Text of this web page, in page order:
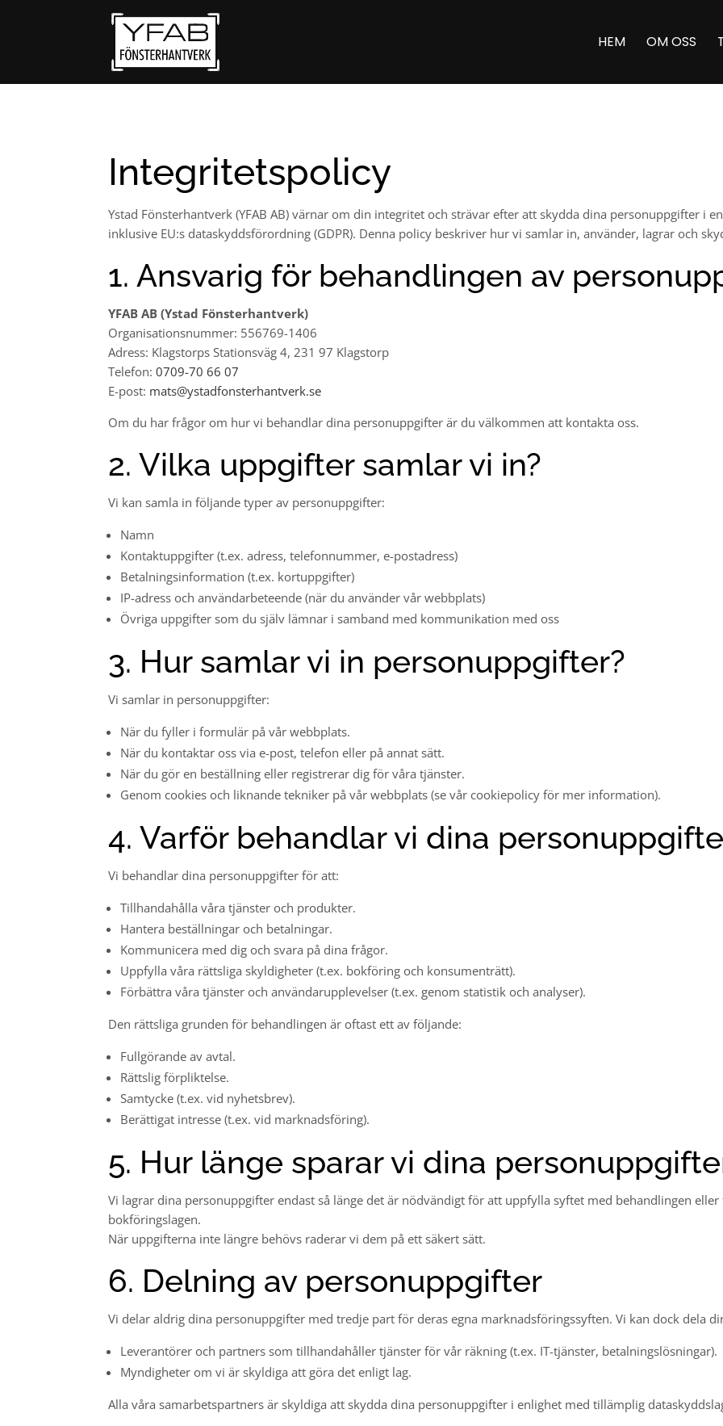
HEM OM OSS
Integritetspolicy
Ystad Fönsterhantverk (YFAB AB) värnar om din integritet och strävar efter att skydda dina personuppgifter i
inklusive EU:s dataskyddsförordning (GDPR). Denna policy beskriver hur vi samlar in, använder, lagrar och
1. Ansvarig för behandlingen av
YFAB AB (Ystad Fönsterhantverk)
Organisationsnummer: 556769-1406
Adress: Klagstorps Stationsväg 4, 231 97 Klagstorp
Telefon:0709-70 66 07
E-post: mats@ystadfonsterhantverk.se
Om du har frågor om hur vi behandlar dina personuppgifter är du välkommen att kontakta oss.
2. Vilka uppgifter samlar vi in?
Vi kan samla in följande typer av personuppgifter:
Namn
Kontaktuppgifter (t.ex. adress, telefonnummer, e-postadress)
Betalningsinformation (t.ex. kortuppgifter)
IP-adress och användarbeteende (när du använder vår webbplats)
Övriga uppgifter som du själv lämnar i samband med kommunikation med oss
3. Hur samlar vi in personuppgifter?
Vi samlar in personuppgifter:
När du fyller i formulär på vår webbplats.
När du kontaktar oss via e-post, telefon eller på annat sätt.
När du gör en beställning eller registrerar dig för våra tjänster.
Genom cookies och liknande tekniker på vår webbplats (se vår cookiepolicy för mer information).
4. Varför behandlar vi dina
Vi behandlar dina personuppgifter för att:
Tillhandahålla våra tjänster och produkter.
Hantera beställningar och betalningar.
Kommunicera med dig och svara på dina frågor.
Uppfylla våra rättsliga skyldigheter (t.ex. bokföring och konsumenträtt).
Förbättra våra tjänster och användarupplevelser (t.ex. genom statistik och analyser).
Den rättsliga grunden för behandlingen är oftast ett av följande:
Fullgörande av avtal.
Rättslig förpliktelse.
Samtycke (t.ex. vid nyhetsbrev).
Berättigat intresse (t.ex. vid marknadsföring).
5. Hur länge sparar vi dina
Vi lagrar dina personuppgifter endast så länge det är nödvändigt för att uppfylla syftet med behandlingen
bokföringslagen.
När uppgifterna inte längre behövs raderar vi dem på ett säkert sätt.
6. Delning av personuppgifter
Vi delar aldrig dina personuppgifter med tredje part för deras egna marknadsföringssyften. Vi kan dock dela
Leverantörer och partners som tillhandahåller tjänster för vår räkning (t.ex. IT-tjänster, betalningslösningar).
Myndigheter om vi är skyldiga att göra det enligt lag.
Alla våra samarbetspartners är skyldiga att skydda dina personuppgifter i enlighet med tillämplig